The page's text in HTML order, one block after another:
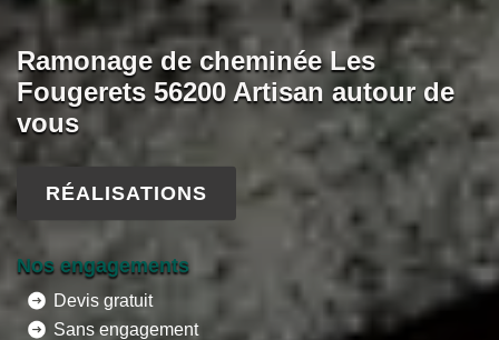
Ramonage de cheminée Les
Fougerets 56200 Artisan autour de
vous
RÉALISATIONS
Nos engagements
Devis gratuit
Sans engagement